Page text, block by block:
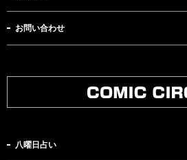
お問い合わせ
八曜日占い